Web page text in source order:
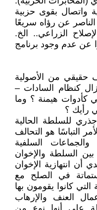
واتصال بقوى حزبية
عن رؤاه سريعًا
الزراعي.. الخ.
عن عدم وجود برنامج
حقيقي من الأصولية
كنظام السادات –
كأدوات هيمنة ؟ وما
رأيك ؟
للسلطة الحالية
التباسًا هو التحالف
السلفية
السلطة والإخوان
أن انتهازية الإخوان
في الصلح مع
التي كانوا يقومون بها
العنف والإرهاب